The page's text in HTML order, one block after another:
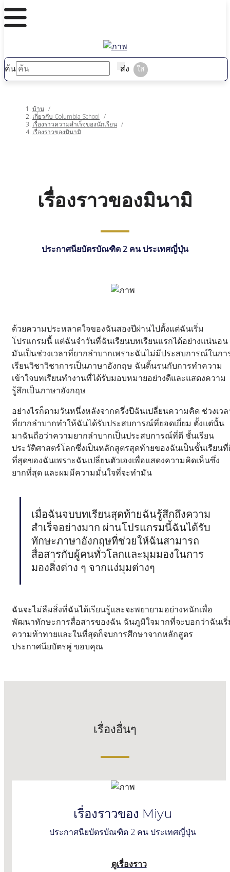
ค้น ส่ง ใส
บ้าน /
เกี่ยวกับ Columbia School /
เรื่องราวความสําเร็จของนักเรียน /
เรื่องราวของมินามิ
เรื่องราวของมินามิ
ประกาศนียบัตรบัณฑิต 2 คน ประเทศญี่ปุ่น
ด้วยความประหลาดใจของฉันสองปีผ่านไปตั้งแต่ฉันเริ่ม
โปรแกรมนี้ แต่ฉันจําวันที่ฉันเรียนบทเรียนแรกได้อย่างแน่นอน
มันเป็นช่วงเวลาที่ยากลําบากเพราะฉันไม่มีประสบการณ์ในกา
เรียนวิชาวิชาการเป็นภาษาอังกฤษ ฉันดิ้นรนกับการทําความ
เข้าใจบทเรียนทํางานที่ได้รับมอบหมายอย่างดีและแสดงความ
รู้สึกเป็นภาษาอังกฤษ
อย่างไรก็ตามวันหนึ่งหลังจากครึ่งปีฉันเปลี่ยนความคิด ช่วงเว
ที่ยากลําบากทําให้ฉันได้รับประสบการณ์ที่ยอดเยี่ยม ตั้งแต่นั้น
มาฉันถือว่าความยากลําบากเป็นประสบการณ์ที่ดี ชั้นเรียน
ประวัติศาสตร์โลกซึ่งเป็นหลักสูตรสุดท้ายของฉันเป็นชั้นเรียน
ที่สุดของฉันเพราะฉันเปลี่ยนตัวเองเพื่อแสดงความคิดเห็นซึ่ง
ยากที่สุด และผมมีความมั่นใจที่จะทํามัน
เมื่อฉันจบบทเรียนสุดท้ายฉันรู้สึกถึงความ
สําเร็จอย่างมาก ผ่านโปรแกรมนี้ฉันได้รับ
ทักษะภาษาอังกฤษที่ช่วยให้ฉันสามารถ
สื่อสารกับผู้คนทั่วโลกและมุมมองในการ
มองสิ่งต่าง ๆ จากแง่มุมต่างๆ
ฉันจะไม่ลืมสิ่งที่ฉันได้เรียนรู้และจะพยายามอย่างหนักเพื่อ
พัฒนาทักษะการสื่อสารของฉัน ฉันภูมิใจมากที่จะบอกว่าฉันเ
ความท้าทายและในที่สุดก็จบการศึกษาจากหลักสูตร
ประกาศนียบัตรคู่ ขอบคุณ
เรื่องอื่นๆ
เรื่องราวของ Miyu
ประกาศนียบัตรบัณฑิต 2 คน ประเทศญี่ปุ่น
ดูเรื่องราว